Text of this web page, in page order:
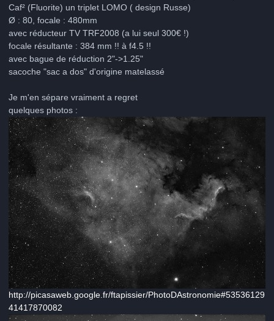
Caf² (Fluorite) un triplet LOMO ( design Russe)
Ø : 80, focale : 480mm
avec réducteur TV TRF2008 (a lui seul 300€ !)
focale résultante : 384 mm !! à f4.5 !!
avec bague de réduction 2"->1.25"
sacoche "sac a dos" d'origine matelassé
Je m'en sépare vraiment a regret
quelques photos :
http://picasaweb.google.fr/ftapissier/PhotoDAstronomie#53536129
41417870082